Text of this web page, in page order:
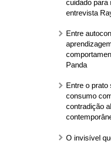
cuidado para
entrevista
Entre
Panda
Entre o prato
consumo
contradição
O invisível